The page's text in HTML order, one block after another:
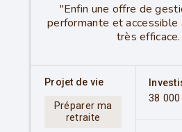
"Enfin une offre de
performante et accessible
très
Projet de vie
Préparer ma
retraite
38